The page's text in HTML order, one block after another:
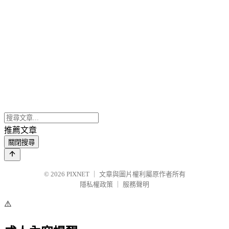
推薦文章
關閉搜尋
© 2026 PIXNET
文章與圖片權利屬原作者所有
隱私權政策
服務聲明
⚠️